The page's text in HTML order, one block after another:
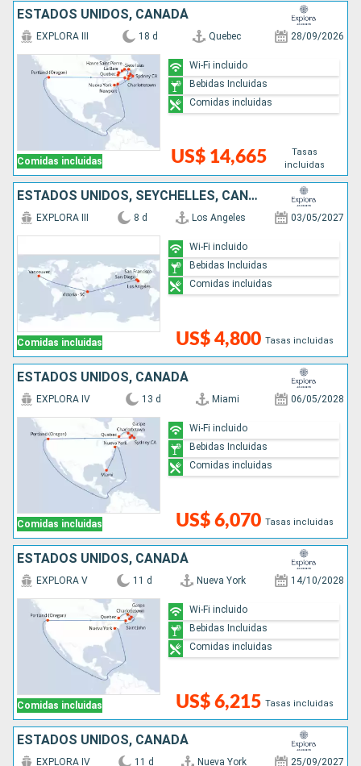
ESTADOS UNIDOS, CANADÁ
Comidas incluidas
EXPLORA III 18 d Quebec 28/09/2026
US$ 14,665
Tasas
incluidas
Wi-Fi incluido
Bebidas Incluidas
Comidas incluidas
ESTADOS UNIDOS, SEYCHELLES, CANADÁ
Comidas incluidas
EXPLORA III 8 d Los Angeles 03/05/2027
US$ 4,800 Tasas incluidas
Wi-Fi incluido
Bebidas Incluidas
Comidas incluidas
ESTADOS UNIDOS, CANADÁ
Comidas incluidas
EXPLORA IV 13 d Miami 06/05/2028
US$ 6,070 Tasas incluidas
Wi-Fi incluido
Bebidas Incluidas
Comidas incluidas
ESTADOS UNIDOS, CANADÁ
Comidas incluidas
EXPLORA V 11 d Nueva York 14/10/2028
US$ 6,215 Tasas incluidas
Wi-Fi incluido
Bebidas Incluidas
Comidas incluidas
ESTADOS UNIDOS, CANADÁ
EXPLORA IV 11 d Nueva York 25/09/2027